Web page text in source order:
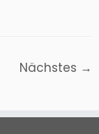
Nächstes →